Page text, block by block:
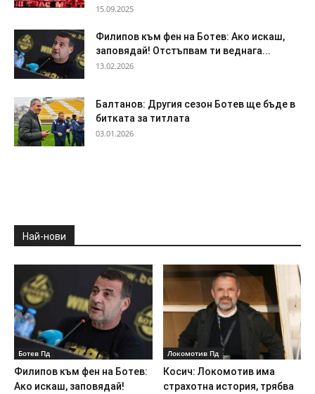
15.09.2025
Филипов към фен на Ботев: Ако искаш,
заповядай! Отстъпвам ти веднага...
13.02.2026
Балтанов: Другия сезон Ботев ще бъде в
битката за титлата
03.01.2026
Най-нови
Ботев Пд
Филипов към фен на Ботев:
Ако искаш, заповядай!
Локомотив Пд
Косич: Локомотив има
страхотна история, трябва